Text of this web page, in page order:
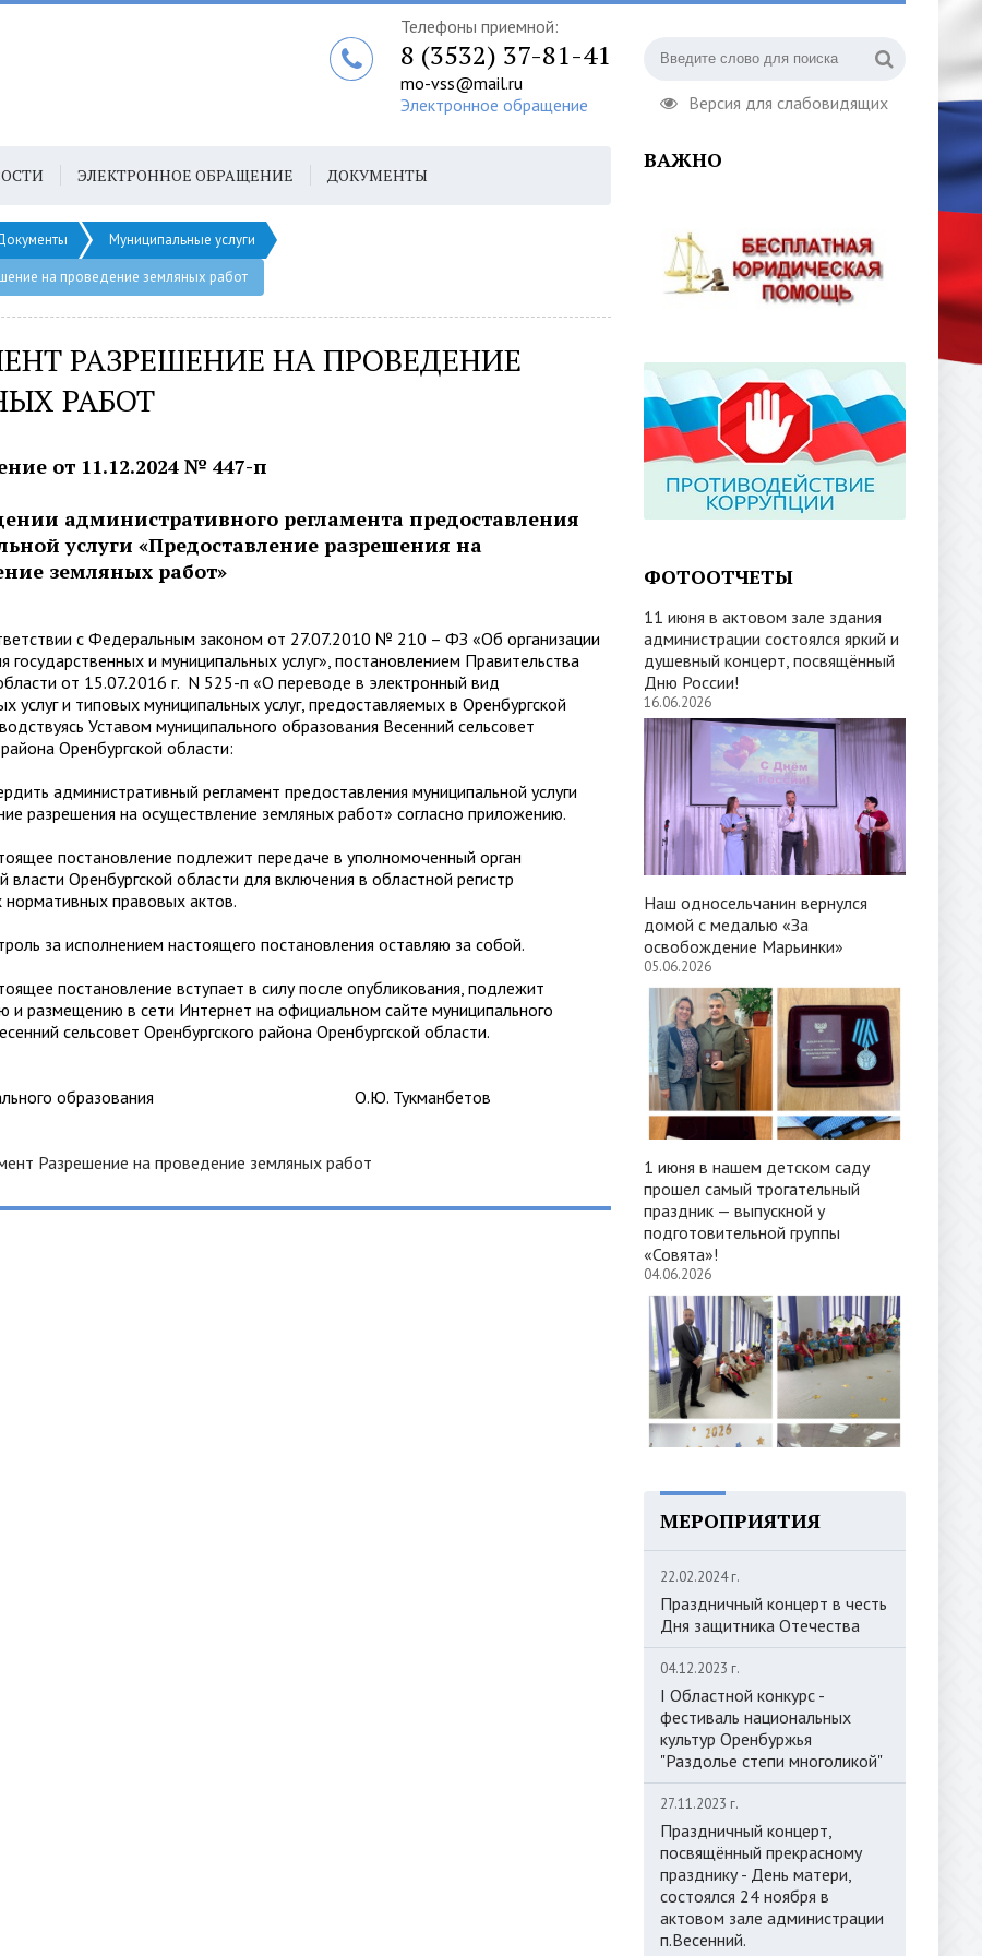
Версия для слабовидящих
Телефоны приемной:
8 (3532) 37-81-41
mo-vss@mail.ru
Электронное обращение
ЭЛЕКТРОННОЕ ОБРАЩЕНИЕ ДОКУМЕНТЫ
Муниципальные услуги
на проведение земляных работ
РАЗРЕШЕНИЕ НА ПРОВЕДЕНИЕ
РАБОТ
от 11.12.2024 № 447-п
административного регламента предоставления
услуги «Предоставление разрешения на
земляных работ»
с Федеральным законом от 27.07.2010 № 210 – ФЗ «Об организации
государственных и муниципальных услуг», постановлением Правительства
от 15.07.2016 г. N 525-п «О переводе в электронный вид
услуг и типовых муниципальных услуг, предоставляемых в Оренбургской
Уставом муниципального образования Весенний сельсовет
Оренбургской области:
административный регламент предоставления муниципальной услуги
разрешения на осуществление земляных работ» согласно приложению.
постановление подлежит передаче в уполномоченный орган
власти Оренбургской области для включения в областной регистр
нормативных правовых актов.
исполнением настоящего постановления оставляю за собой.
постановление вступает в силу после опубликования, подлежит
и размещению в сети Интернет на официальном сайте муниципального
сельсовет Оренбургского района Оренбургской области.
образования О.Ю. Тукманбетов
Разрешение на проведение земляных работ
ВАЖНО
ФОТООТЧЕТЫ
11 июня в актовом зале здания
администрации состоялся яркий и
душевный концерт, посвящённый
Дню России!
16.06.2026
Наш односельчанин вернулся
домой с медалью «За
освобождение Марьинки»
05.06.2026
1 июня в нашем детском саду
прошел самый трогательный
праздник — выпускной у
подготовительной группы
«Совята»!
04.06.2026
МЕРОПРИЯТИЯ
22.02.2024 г.
Праздничный концерт в честь
Дня защитника Отечества
04.12.2023 г.
I Областной конкурс -
фестиваль национальных
культур Оренбуржья
"Раздолье степи многоликой"
27.11.2023 г.
Праздничный концерт,
посвящённый прекрасному
празднику - День матери,
состоялся 24 ноября в
актовом зале администрации
п.Весенний.